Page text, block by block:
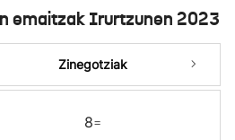
emaitzak Irurtzunen 2023
Zinegotziak
8=